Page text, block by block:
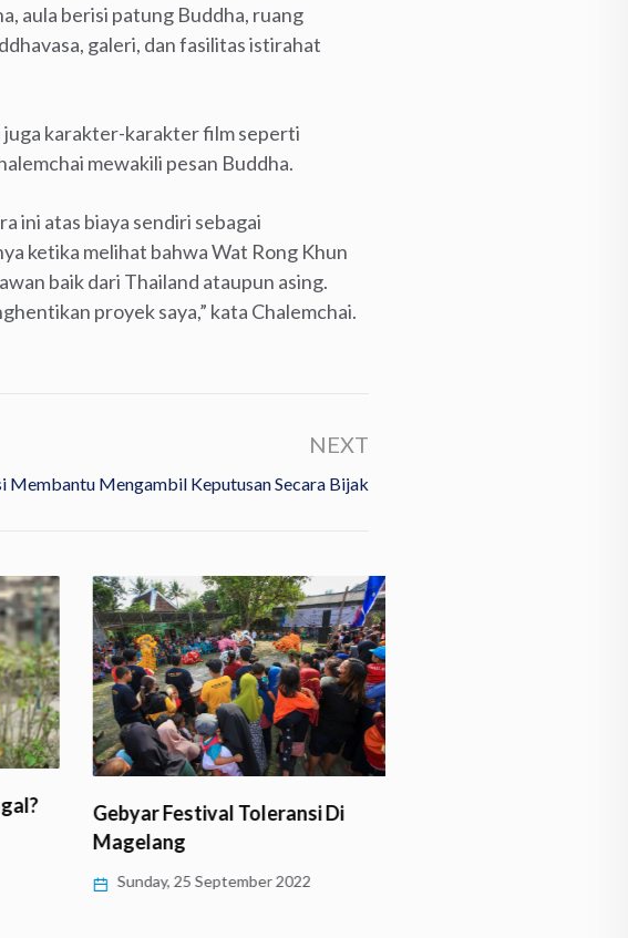
aula berisi patung Buddha, ruang
galeri, dan fasilitas istirahat
juga karakter-karakter film seperti
mewakili pesan Buddha.
ini atas biaya sendiri sebagai
ketika melihat bahwa Wat Rong Khun
baik dari Thailand ataupun asing.
proyek saya,” kata Chalemchai.
NEXT
Membantu Mengambil Keputusan Secara Bijak
Gebyar Festival Toleransi Di
Magelang
Sunday, 25 September 2022